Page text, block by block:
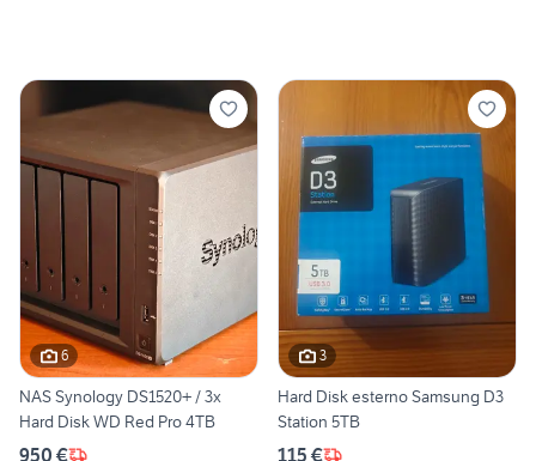
6
NAS Synology DS1520+ / 3x
Hard Disk WD Red Pro 4TB
950 €
3
Hard Disk esterno Samsung D3
Station 5TB
115 €